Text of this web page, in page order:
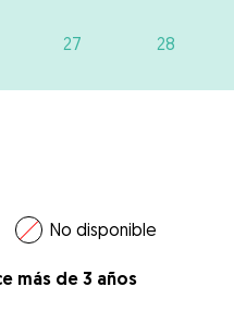
27 28
No disponible
más de 3 años